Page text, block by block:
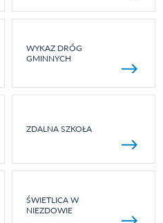
WYKAZ DRÓG
GMINNYCH
ZDALNA SZKOŁA
ŚWIETLICA W
NIEZDOWIE